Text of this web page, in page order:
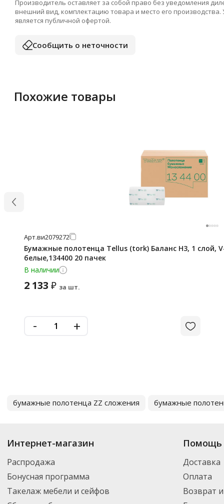
Производитель оставляет за собой право без уведомления
внешний вид, комплектацию товара и место его
является публичной офертой.
Сообщить о неточности
Похожие товары
Арт.ви2079272
Бумажные полотенца Tellus (tork) Баланс H3, 1 слой,
белые,134400 20 пачек
В наличии
2 133 ₽ за шт.
- +
бумажные полотенца ZZ сложения бумажные
Интернет-магазин
Распродажа
Бонусная программа
Такелаж мебели и сейфов
Помощь
Доставка
Оплата
Возврат